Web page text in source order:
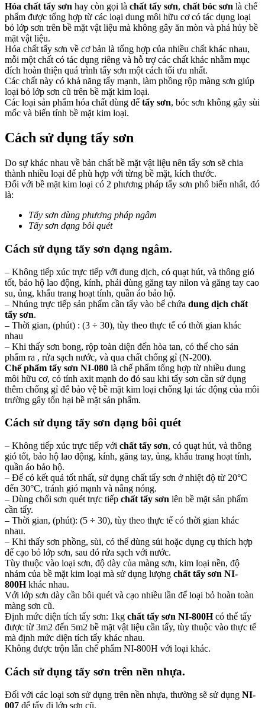
Hóa chất tẩy sơn hay còn gọi là chất tẩy sơn, chất bóc sơn là chế
phẩm được tổng hợp từ các loại dung môi hữu cơ có tác dụng loại
bỏ lớp sơn trên bề mặt vật liệu mà không gây ăn mòn và phá hủy bề
mặt vật liệu.
Hóa chất tẩy sơn về cơ bản là tổng hợp của nhiều chất khác nhau,
mỗi một chất có tác dụng riêng và hỗ trợ các chất khác nhằm mục
đích hoàn thiện quá trình tẩy sơn một cách tối ưu nhất.
Các chất này có khả năng tẩy mạnh, làm phồng rộp màng sơn giúp
loại bỏ lớp sơn cũ trên bề mặt kim loại.
Các loại sản phẩm hóa chất dùng để tẩy sơn, bóc sơn không gây sùi
mốc và biến tính bề mặt kim loại.
Cách sử dụng tẩy sơn
Do sự khác nhau về bản chất bề mặt vật liệu nên tẩy sơn sẽ chia
thành nhiều loại để phù hợp với từng bề mặt, kích thước.
Đối với bề mặt kim loại có 2 phương pháp tẩy sơn phổ biến nhất, đó
là:
Tẩy sơn dùng phương pháp ngâm
Tẩy sơn dạng bôi quét
Cách sử dụng tẩy sơn dạng ngâm.
– Không tiếp xúc trực tiếp với dung dịch, có quạt hút, và thông gió
tốt, bảo hộ lao động, kính, phải dùng găng tay nilon và găng tay cao
su, ủng, khẩu trang hoạt tính, quần áo bảo hộ.
– Nhúng trực tiếp sản phẩm cần tẩy vào bể chứa dung dịch chất
tẩy sơn.
– Thời gian, (phút) : (3 ÷ 30), tùy theo thực tế có thời gian khác
nhau
– Khi thấy sơn bong, rộp toàn diện đến hòa tan, có thể cho sản
phẩm ra , rửa sạch nước, và qua chất chống gỉ (N-200).
Chế phẩm tẩy sơn NI-080 là chế phẩm tổng hợp từ nhiều dung
môi hữu cơ, có tính axit mạnh do đó sau khi tẩy sơn cần sử dụng
thêm chống gỉ để bảo vệ bề mặt kim loại chống lại tác động của môi
trường gây tổn hại bề mặt sản phẩm.
Cách sử dụng tẩy sơn dạng bôi quét
– Không tiếp xúc trực tiếp với chất tẩy sơn, có quạt hút, và thông
gió tốt, bảo hộ lao động, kính, găng tay, ủng, khẩu trang hoạt tính,
quần áo bảo hộ.
– Để có kết quả tốt nhất, sử dụng chất tẩy sơn ở nhiệt độ từ 20°C
đến 30°C, tránh gió mạnh và nắng nóng.
– Dùng chổi sơn quét trực tiếp chất tẩy sơn lên bề mặt sản phẩm
cần tẩy.
– Thời gian, (phút): (5 ÷ 30), tùy theo thực tế có thời gian khác
nhau.
– Khi thấy sơn phồng, sùi, có thể dùng sủi hoặc dụng cụ thích hợp
để cạo bỏ lớp sơn, sau đó rửa sạch với nước.
Tùy thuộc vào loại sơn, độ dày của màng sơn, kim loại nền, độ
nhám của bề mặt kim loại mà sử dụng lượng chất tẩy sơn NI-
800Hkhác nhau.
Với lớp sơn dày cần bôi quét và cạo nhiều lần để loại bỏ hoàn toàn
màng sơn cũ.
Định mức diện tích tẩy sơn: 1kg chất tẩy sơn NI-800Hcó thể tẩy
được từ 3m2 đến 5m2 bề mặt vật liệu cần tẩy, tùy thuộc vào thực tế
mà định mức diện tích tẩy khác nhau.
Không được trộn lẫn chế phẩm NI-800H với loại khác.
Cách sử dụng tẩy sơn trên nền nhựa.
Đối với các loại sơn sử dụng trên nền nhựa, thường sẽ sử dụng NI-
007 để tẩy đi lớp sơn cũ.